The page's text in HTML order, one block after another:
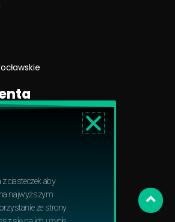
RODO
ciasteczek aby
najwyższym
ze strony